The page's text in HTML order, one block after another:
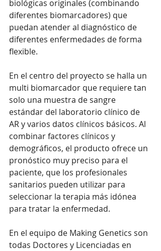
biológicas originales (combinando
diferentes biomarcadores) que
puedan atender al diagnóstico de
diferentes enfermedades de forma
flexible.
En el centro del proyecto se halla un
multi biomarcador que requiere tan
solo una muestra de sangre
estándar del laboratorio clínico de
AR y varios datos clínicos básicos. Al
combinar factores clínicos y
demográficos, el producto ofrece un
pronóstico muy preciso para el
paciente, que los profesionales
sanitarios pueden utilizar para
seleccionar la terapia más idónea
para tratar la enfermedad.
En el equipo de Making Genetics son
todas Doctores y Licenciadas en